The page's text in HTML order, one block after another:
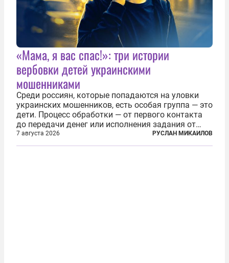
«Мама, я вас спас!»: три истории
вербовки детей украинскими
мошенниками
Среди россиян, которые попадаются на уловки
украинских мошенников, есть особая группа — это
дети. Процесс обработки — от первого контакта
до передачи денег или исполнения задания от
кураторов может занять от двух часов до
нескольких месяцев. Детей превращают в
7 августа 2026 РУСЛАН МИКАИЛОВ